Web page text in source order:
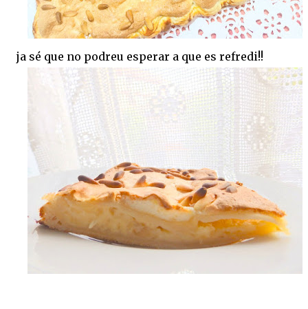
ja sé que no podreu esperar a que es refredi!!